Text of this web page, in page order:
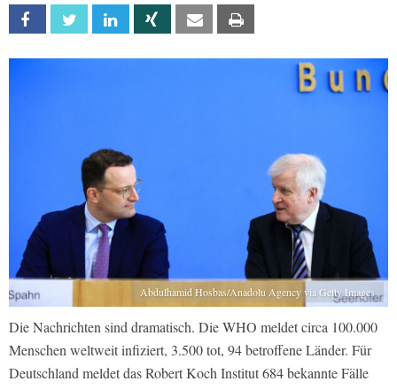
Facebook Twitter Linkedin Xing Email
Abdulhamid Hosbas/Anadolu Agency via Getty Images
Die Nachrichten sind dramatisch. Die WHO meldet circa 100.000
Menschen weltweit infiziert, 3.500 tot, 94 betroffene Länder. Für
Deutschland meldet das Robert Koch Institut 684 bekannte Fälle